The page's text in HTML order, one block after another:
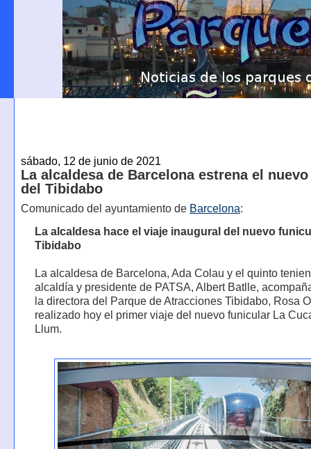
sábado, 12 de junio de 2021
La alcaldesa de Barcelona estrena el
del Tibidabo
Comunicado del ayuntamiento de Barcelona:
La alcaldesa hace el viaje inaugural del nuevo
Tibidabo
La alcaldesa de Barcelona, Ada Colau y el quinto
alcaldía y presidente de PATSA, Albert Batlle,
la directora del Parque de Atracciones Tibidabo, Rosa
realizado hoy el primer viaje del nuevo funicular La
Llum.